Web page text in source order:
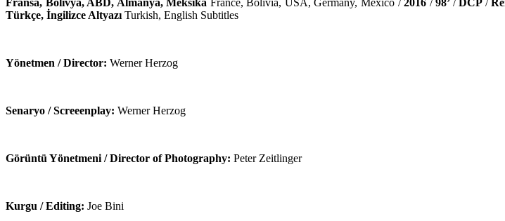
Türkçe, İngilizce Altyazı Turkish, English Subtitles
Yönetmen / Director: Werner Herzog
Senaryo / Screeenplay: Werner Herzog
Görüntü Yönetmeni / Director of Photography: Peter Zeitlinger
Kurgu / Editing: Joe Bini